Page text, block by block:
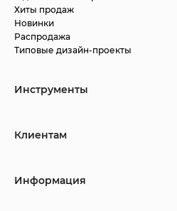
Хиты продаж
Новинки
Распродажа
Типовые дизайн-проекты
Инструменты
Клиентам
Информация